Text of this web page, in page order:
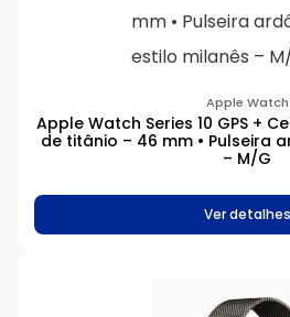
Apple Watch
Apple Watch Series 10 GPS +
de titânio – 46 mm • Pulseira
– M/G
Ver detalhes